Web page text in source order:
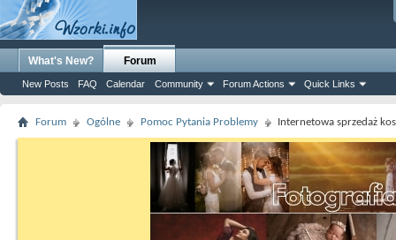
What's New? Forum
New Posts FAQ Calendar Community Forum Actions Quick Links
Forum Ogólne Pomoc Pytania Problemy Internetowa sprzedaż